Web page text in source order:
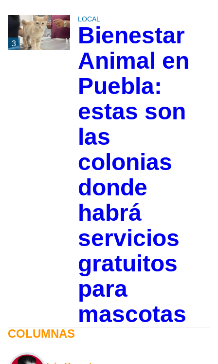
3
LOCAL
Bienestar
Animal en
Puebla:
estas son
las
colonias
donde
habrá
servicios
gratuitos
para
mascotas
COLUMNAS